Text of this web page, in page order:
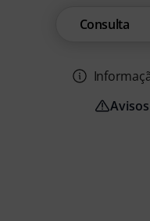
Consulta